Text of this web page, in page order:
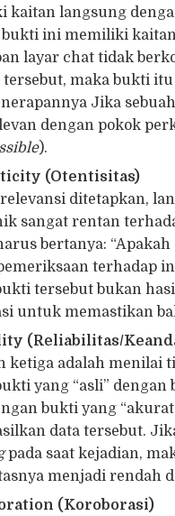
kaitan langsung
ini memiliki
layar chat tidak
maka bukti
Jika
dengan pokok
).
(Otentisitas)
ditetapkan,
sangat rentan
bertanya:
terhadap
tersebut bukan
untuk memastikan
(Reliabilitas/
ketiga adalah menilai
yang “asli”
bukti yang
data tersebut.
pada saat kejadian,
menjadi rendah
(Koroborasi)